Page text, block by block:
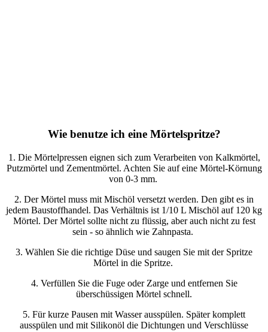
Wie benutze ich eine Mörtelspritze?
1. Die Mörtelpressen eignen sich zum Verarbeiten von Kalkmörtel,
Putzmörtel und Zementmörtel. Achten Sie auf eine Mörtel-Körnung
von 0-3 mm.
2. Der Mörtel muss mit Mischöl versetzt werden. Den gibt es in
jedem Baustoffhandel. Das Verhältnis ist 1/10 L Mischöl auf 120 kg
Mörtel. Der Mörtel sollte nicht zu flüssig, aber auch nicht zu fest
sein - so ähnlich wie Zahnpasta.
3. Wählen Sie die richtige Düse und saugen Sie mit der Spritze
Mörtel in die Spritze.
4. Verfüllen Sie die Fuge oder Zarge und entfernen Sie
überschüssigen Mörtel schnell.
5. Für kurze Pausen mit Wasser ausspülen. Später komplett
ausspülen und mit Silikonöl die Dichtungen und Verschlüsse